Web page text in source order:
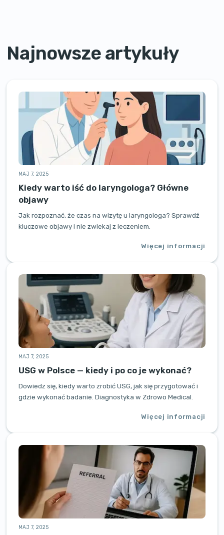
Najnowsze artykuły
MAJ 7, 2025
Kiedy warto iść do laryngologa? Główne
objawy
Jak rozpoznać, że czas na wizytę u laryngologa? Sprawdź
kluczowe objawy i nie zwlekaj z leczeniem.
Więcej informacji
MAJ 7, 2025
USG w Polsce — kiedy i po co je wykonać?
Dowiedz się, kiedy warto zrobić USG, jak się przygotować i
gdzie wykonać badanie. Diagnostyka w Zdrowo Medical.
Więcej informacji
MAJ 7, 2025